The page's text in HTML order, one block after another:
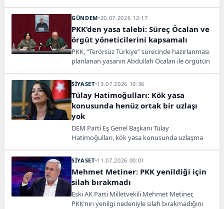
düzenleme vurgusu yaptı.
GÜNDEM•20.07.2026 12:17
PKK’den yasa talebi: Süreç Öcalan ve
örgüt yöneticilerini kapsamalı
PKK, “Terörsüz Türkiye” sürecinde hazırlanması
planlanan yasanın Abdullah Öcalan ile örgütün
kapsamasını istedi.
SİYASET•13.07.2026 10:36
Tülay Hatimoğulları: Kök yasa
konusunda henüz ortak bir uzlaşı
yok
DEM Parti Eş Genel Başkanı Tülay
Hatimoğulları, kök yasa konusunda uzlaşma
ulaşmadığını söyledi.
SİYASET•11.07.2026 00:01
Mehmet Metiner: PKK yenildiği için
silah bırakmadı
Eski AK Parti Milletvekili Mehmet Metiner,
PKK’nın yenilgi nedeniyle silah bırakmadığını